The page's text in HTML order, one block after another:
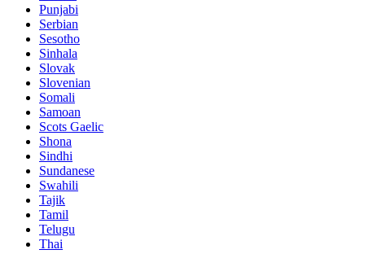
Punjabi
Serbian
Sesotho
Sinhala
Slovak
Slovenian
Somali
Samoan
Scots Gaelic
Shona
Sindhi
Sundanese
Swahili
Tajik
Tamil
Telugu
Thai